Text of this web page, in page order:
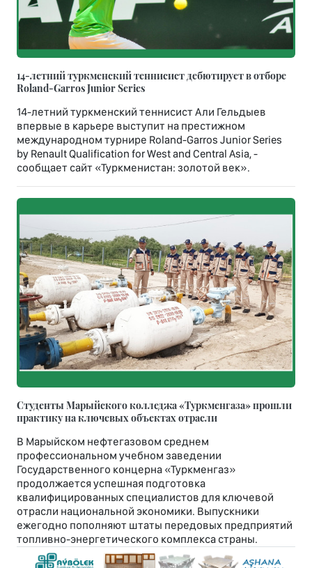
14-летний туркменский теннисист дебютирует в отборе
Roland-Garros Junior Series
14-летний туркменский теннисист Али Гельдыев
впервые в карьере выступит на престижном
международном турнире Roland-Garros Junior Series
by Renault Qualification for West and Central Asia, -
сообщает сайт «Туркменистан: золотой век».
Студенты Марыйского колледжа «Туркменгаза» прошли
практику на ключевых объектах отрасли
В Марыйском нефтегазовом среднем
профессиональном учебном заведении
Государственного концерна «Туркменгаз»
продолжается успешная подготовка
квалифицированных специалистов для ключевой
отрасли национальной экономики. Выпускники
ежегодно пополняют штаты передовых предприятий
топливно-энергетического комплекса страны.